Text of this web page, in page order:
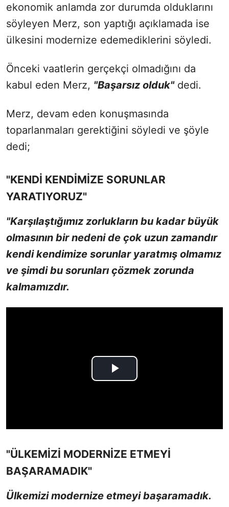
ekonomik anlamda zor durumda olduklarını
söyleyen Merz, son yaptığı açıklamada ise
ülkesini modernize edemediklerini söyledi.
Önceki vaatlerin gerçekçi olmadığını da
kabul eden Merz, "Başarsız olduk"dedi.
Merz, devam eden konuşmasında
toparlanmaları gerektiğini söyledi ve şöyle
dedi;
"KENDİ KENDİMİZE SORUNLAR
YARATIYORUZ"
"Karşılaştığımız zorlukların bu kadar büyük
olmasının bir nedeni de çok uzun zamandır
kendi kendimize sorunlar yaratmış olmamız
ve şimdi bu sorunları çözmek zorunda
kalmamızdır.
"ÜLKEMİZİ MODERNİZE ETMEYİ
BAŞARAMADIK"
Ülkemizi modernize etmeyi başaramadık.